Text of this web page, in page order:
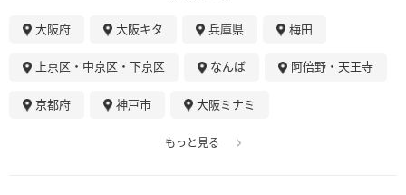
大阪府 大阪キタ 兵庫県 梅田
上京区・中京区・下京区 なんば 阿倍野・天王寺
京都府 神戸市 大阪ミナミ
もっと見る